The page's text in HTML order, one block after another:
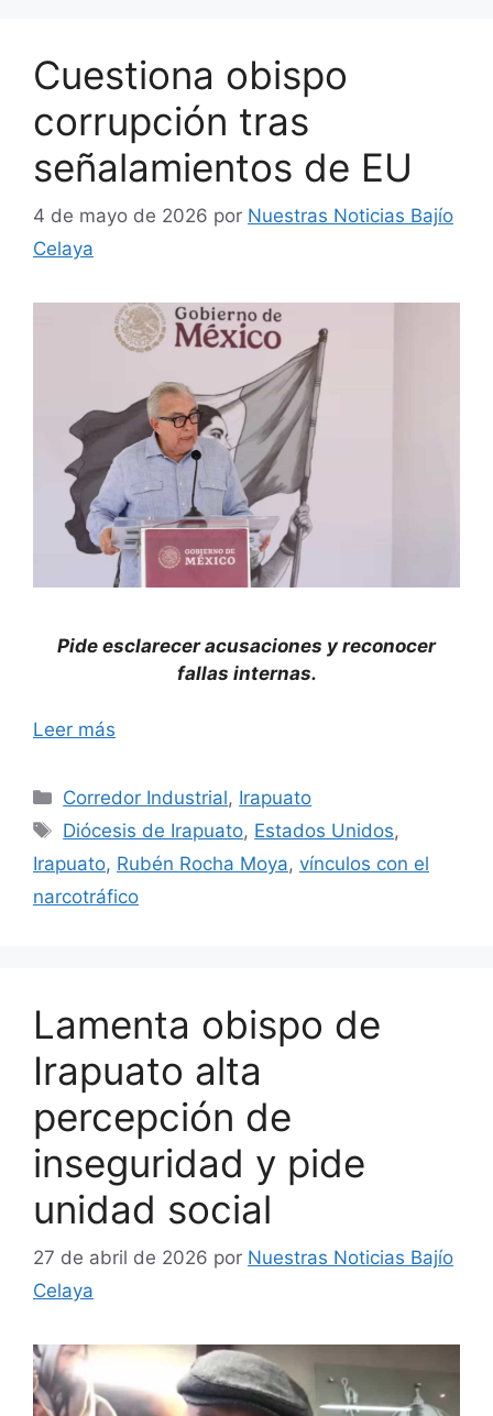
Cuestiona obispo
corrupción tras
señalamientos de EU
4 de mayo de 2026 por Nuestras Noticias Bajío
Celaya
Pide esclarecer acusaciones y reconocer
fallas internas.
Leer más
Categorías
Corredor Industrial, Irapuato
Etiquetas
Diócesis de Irapuato, Estados Unidos,
Irapuato, Rubén Rocha Moya, vínculos con el
narcotráfico
Lamenta obispo de
Irapuato alta
percepción de
inseguridad y pide
unidad social
27 de abril de 2026 por Nuestras Noticias Bajío
Celaya